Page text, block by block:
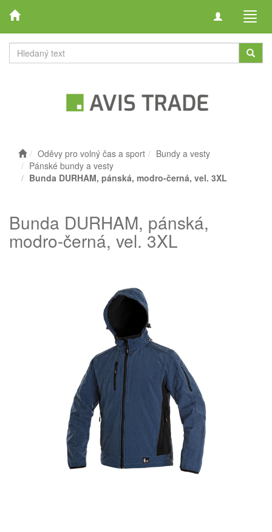
Toggle
Oděvy pro volný čas a sport
Bundy a vesty
Pánské bundy a vesty
Bunda DURHAM, pánská, modro-černá, vel. 3XL
Bunda DURHAM, pánská,
modro-černá, vel. 3XL